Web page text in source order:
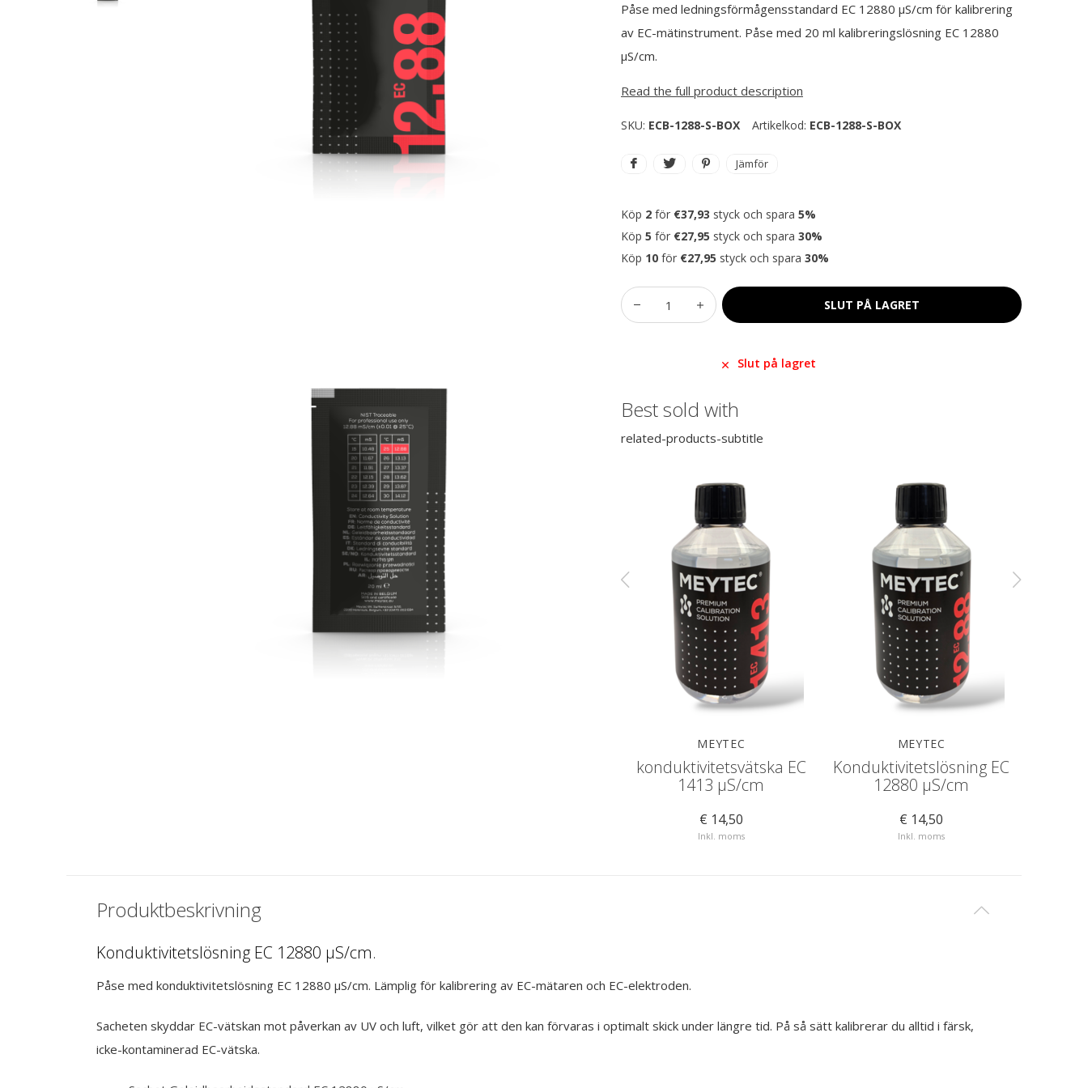
Påse med ledningsförmågensstandard EC 12880 µS/cm för kalibrering
av EC-mätinstrument. Påse med 20 ml kalibreringslösning EC 12880
µS/cm.
Read the full product description
SKU: ECB-1288-S-BOX Artikelkod: ECB-1288-S-BOX
Jämför
Köp 2 för €37,93 styck och spara 5%
Köp 5 för €27,95 styck och spara 30%
Köp 10 för €27,95 styck och spara 30%
SLUT PÅ LAGRET
Slut på lagret
Best sold with
related-products-subtitle
MEYTEC
konduktivitetsvätska EC
1413 µS/cm
€ 14,50
Inkl. moms
MEYTEC
Konduktivitetslösning EC
12880 µS/cm
€ 14,50
Inkl. moms
Produktbeskrivning
Konduktivitetslösning EC 12880 µS/cm.
Påse med konduktivitetslösning EC 12880 µS/cm. Lämplig för kalibrering av EC-mätaren och EC-elektroden.
Sacheten skyddar EC-vätskan mot påverkan av UV och luft, vilket gör att den kan förvaras i optimalt skick under längre tid. På så sätt kalibrerar du alltid i färsk,
icke-kontaminerad EC-vätska.